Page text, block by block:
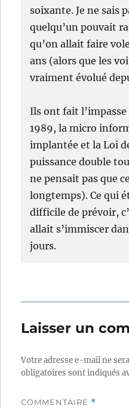
soixante. Je ne sais
quelqu’un pouvait
qu’on allait faire
ans (alors que les
vraiment évolué
Ils ont fait
1989, la micro
implantée et la Loi
puissance double
ne pensait pas que
longtemps). Ce qui
difficile de prévoir,
allait s’immiscer
jours.
Laisser un
Votre adresse e-mail ne
obligatoires sont indiqués
COMMENTAIRE *